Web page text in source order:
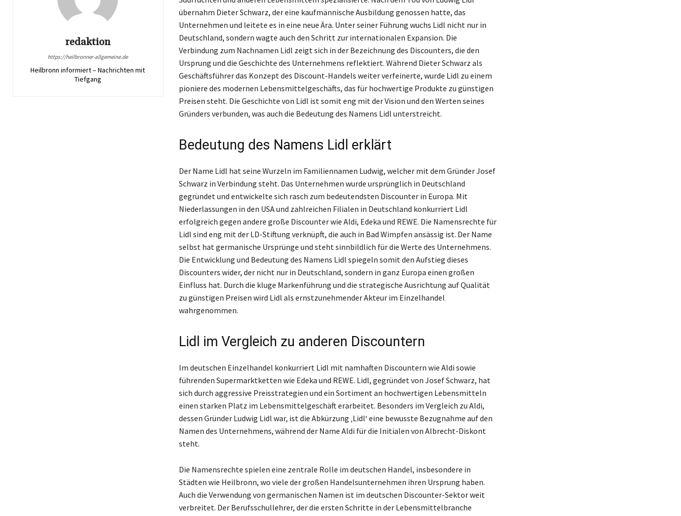
redaktion
https://heilbronner-allgemeine.de
Heilbronn informiert – Nachrichten mit
Tiefgang
übernahm Dieter Schwarz, der eine kaufmännische Ausbildung genossen hatte, das
Unternehmen und leitete es in eine neue Ära. Unter seiner Führung wuchs Lidl nicht nur in
Deutschland, sondern wagte auch den Schritt zur internationalen Expansion. Die
Verbindung zum Nachnamen Lidl zeigt sich in der Bezeichnung des Discounters, die den
Ursprung und die Geschichte des Unternehmens reflektiert. Während Dieter Schwarz als
Geschäftsführer das Konzept des Discount-Handels weiter verfeinerte, wurde Lidl zu einem
pioniere des modernen Lebensmittelgeschäfts, das für hochwertige Produkte zu günstigen
Preisen steht. Die Geschichte von Lidl ist somit eng mit der Vision und den Werten seines
Gründers verbunden, was auch die Bedeutung des Namens Lidl unterstreicht.
Bedeutung des Namens Lidl erklärt
Der Name Lidl hat seine Wurzeln im Familiennamen Ludwig, welcher mit dem Gründer Josef
Schwarz in Verbindung steht. Das Unternehmen wurde ursprünglich in Deutschland
gegründet und entwickelte sich rasch zum bedeutendsten Discounter in Europa. Mit
Niederlassungen in den USA und zahlreichen Filialen in Deutschland konkurriert Lidl
erfolgreich gegen andere große Discounter wie Aldi, Edeka und REWE. Die Namensrechte für
Lidl sind eng mit der LD-Stiftung verknüpft, die auch in Bad Wimpfen ansässig ist. Der Name
selbst hat germanische Ursprünge und steht sinnbildlich für die Werte des Unternehmens.
Die Entwicklung und Bedeutung des Namens Lidl spiegeln somit den Aufstieg dieses
Discounters wider, der nicht nur in Deutschland, sondern in ganz Europa einen großen
Einfluss hat. Durch die kluge Markenführung und die strategische Ausrichtung auf Qualität
zu günstigen Preisen wird Lidl als ernstzunehmender Akteur im Einzelhandel
wahrgenommen.
Lidl im Vergleich zu anderen Discountern
Im deutschen Einzelhandel konkurriert Lidl mit namhaften Discountern wie Aldi sowie
führenden Supermarktketten wie Edeka und REWE. Lidl, gegründet von Josef Schwarz, hat
sich durch aggressive Preisstrategien und ein Sortiment an hochwertigen Lebensmitteln
einen starken Platz im Lebensmittelgeschäft erarbeitet. Besonders im Vergleich zu Aldi,
dessen Gründer Ludwig Lidl war, ist die Abkürzung ‚Lidl‘ eine bewusste Bezugnahme auf den
Namen des Unternehmens, während der Name Aldi für die Initialen von Albrecht-Diskont
steht.
Die Namensrechte spielen eine zentrale Rolle im deutschen Handel, insbesondere in
Städten wie Heilbronn, wo viele der großen Handelsunternehmen ihren Ursprung haben.
Auch die Verwendung von germanischen Namen ist im deutschen Discounter-Sektor weit
verbreitet. Der Berufsschullehrer, der die ersten Schritte in der Lebensmittelbranche